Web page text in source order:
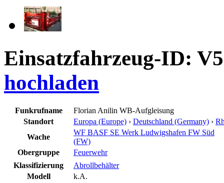
Einsatzfahrzeug-ID:
hochladen
Funkrufname
Florian Anilin WB-Aufgleisung
Standort
Europa (Europe) › Deutschland (Germany) ›
Wache
WF BASF SE Werk Ludwigshafen FW Süd
(FW)
Obergruppe
Feuerwehr
Klassifizierung
Abrollbehälter
Modell
k.A.